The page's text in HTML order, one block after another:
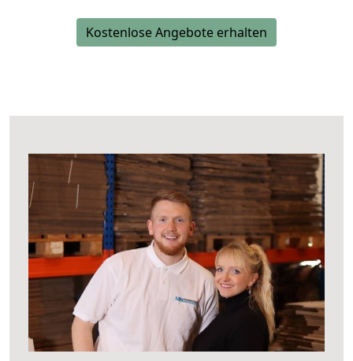
Kostenlose Angebote erhalten